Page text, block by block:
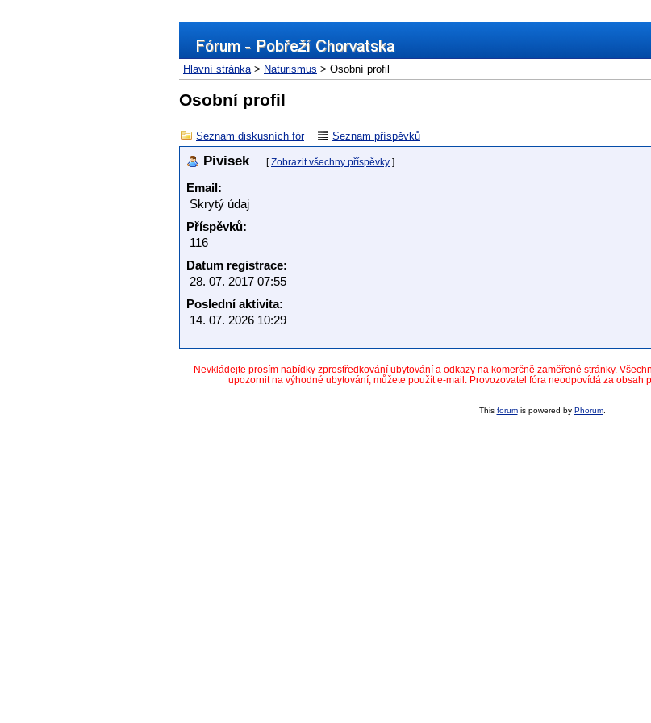
Hlavní stránka> Naturismus > Osobní profil
Osobní profil
Seznam diskusních fór Seznam příspěvků
Pivisek [Zobrazit všechny příspěvky ]
Email:
Skrytý údaj
Příspěvků:
116
Datum registrace:
28. 07. 2017 07:55
Poslední aktivita:
14. 07. 2026 10:29
Nevkládejte prosím nabídky zprostředkování ubytování a odkazy na komerčně zaměřené stránky.
upozornit na výhodné ubytování, můžete použít e-mail. Provozovatel fóra neodpovídá za obsah
This forumis powered by Phorum.